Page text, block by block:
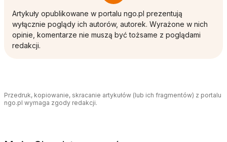
Artykuły opublikowane w portalu ngo.pl prezentują
wyłącznie poglądy ich autorów, autorek. Wyrażone w nich
opinie, komentarze nie muszą być tożsame z poglądami
redakcji.
Przedruk, kopiowanie, skracanie artykułów (lub ich fragmentów) z portalu
ngo.pl wymaga zgody redakcji.